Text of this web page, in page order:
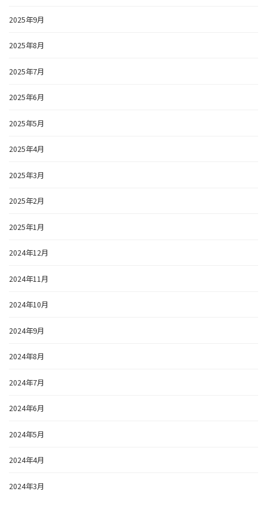
2025年9月
2025年8月
2025年7月
2025年6月
2025年5月
2025年4月
2025年3月
2025年2月
2025年1月
2024年12月
2024年11月
2024年10月
2024年9月
2024年8月
2024年7月
2024年6月
2024年5月
2024年4月
2024年3月